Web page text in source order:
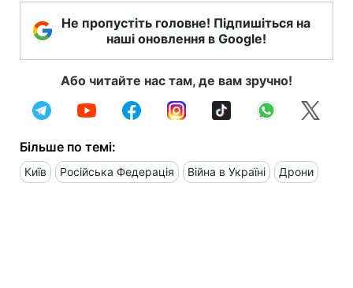
Не пропустіть головне! Підпишіться на
наші оновлення в Google!
Або читайте нас там, де вам зручно!
Більше по темі:
Київ Російська Федерація Війна в Україні Дрони